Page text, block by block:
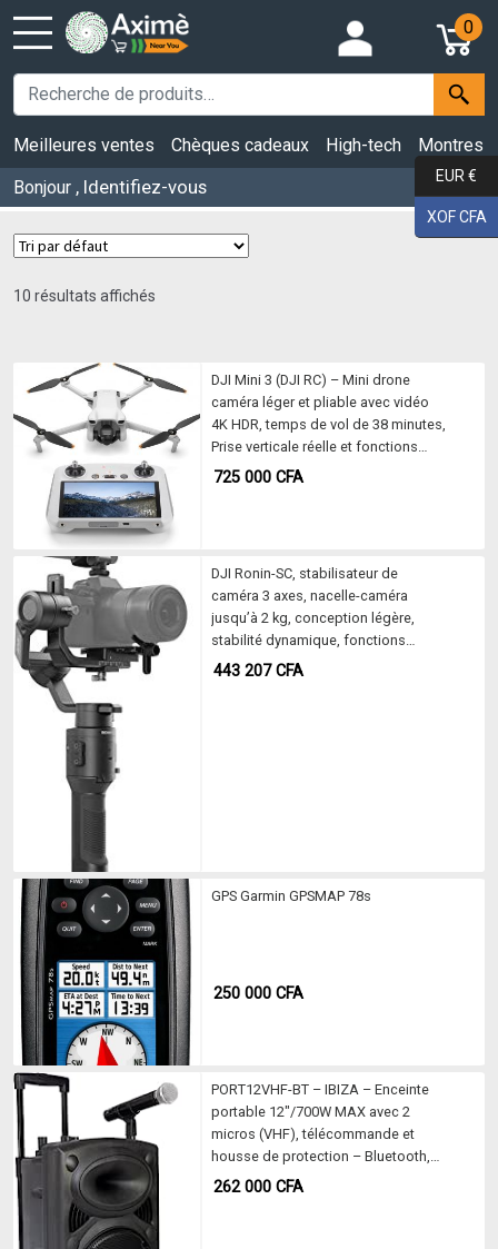
0
Meilleures ventes Chèques cadeaux High-tech
Montres
Bonjour , Identifiez-vous
10 résultats affichés
DJI Mini 3 (DJI RC) – Mini drone
caméra léger et pliable avec vidéo
4K HDR, temps de vol de 38 minutes,
Prise verticale réelle et fonctions
intelligentes
725 000 CFA
DJI Ronin-SC, stabilisateur de
caméra 3 axes, nacelle-caméra
jusqu’à 2 kg, conception légère,
stabilité dynamique, fonctions
automatisées, disponible pour
443 207CFA
GPS Garmin GPSMAP 78s
250 000 CFA
PORT12VHF-BT – IBIZA – Enceinte
portable 12″/700W MAX avec 2
micros (VHF), télécommande et
housse de protection – Bluetooth,
USB, SD – Autonomie de 3 à 5h
262 000 CFA
EUR €
XOF CFA